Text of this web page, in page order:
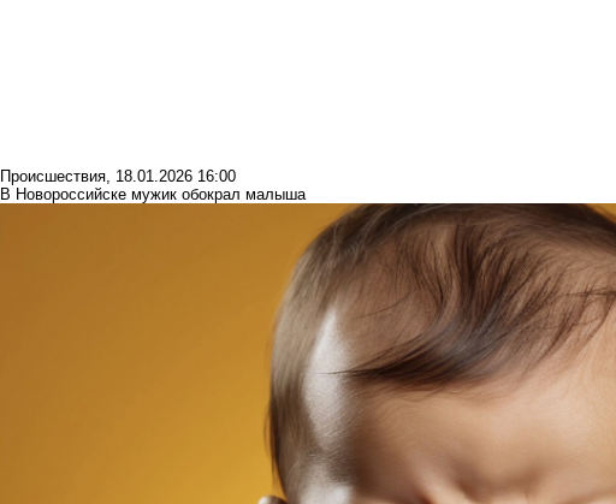
Происшествия, 18.01.2026 16:00
В Новороссийске мужик обокрал малыша